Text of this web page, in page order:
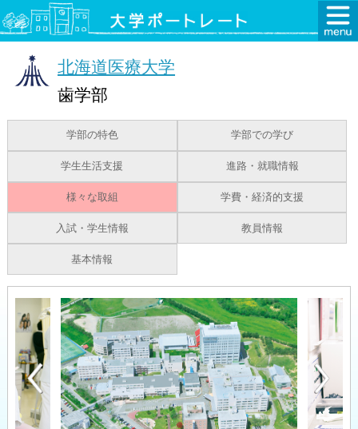
北海道医療大学
歯学部
学部の特色 学部での学び
学生生活支援 進路・就職情報
様々な取組 学費・経済的支援
入試・学生情報 教員情報
基本情報